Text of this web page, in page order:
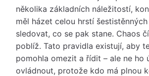
několika základních náležitostí,
měl házet celou hrstí
sledovat, co se pak stane. Chaos
poblíž. Tato pravidla existují, aby
pomohla omezit a řídit – ale ne ho
ovládnout, protože kdo má plnou